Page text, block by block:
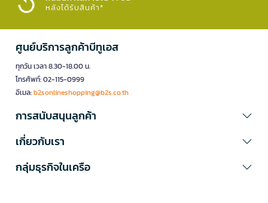
หลังได้รับสินค้า*
ศูนย์บริการลูกค้าบีทูเอส
ทุกวัน เวลา 8.30-18.00 น.
โทรศัพท์: 02-115-0999
อีเมล:b2sonlineshopping@b2s.co.th
การสนับสนุนลูกค้า
เกี่ยวกับเรา
กลุ่มธุรกิจในเครือ